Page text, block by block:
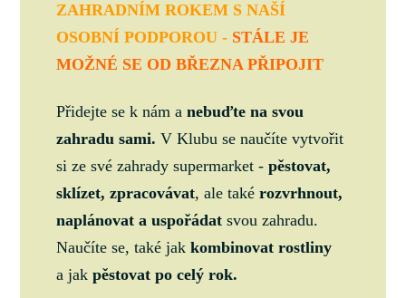
ZAHRADNÍM ROKEM S NAŠÍ
OSOBNÍ PODPOROU - STÁLE JE
MOŽNÉ SE OD BŘEZNA PŘIPOJIT
Přidejte se k nám anebuďte na svou
zahradu sami. V Klubu se naučíte vytvořit
si ze své zahrady supermarket -pěstovat,
sklízet, zpracovávat, ale takérozvrhnout,
naplánovat a uspořádat svou zahradu.
Naučíte se, také jak kombinovat rostliny
a jakpěstovat po celý rok.